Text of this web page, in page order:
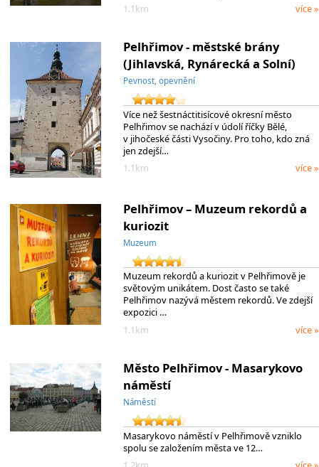
1.1km
více »
Pelhřimov - městské brány
(Jihlavská, Rynárecká a Solní)
Pevnost, opevnění
Více než šestnáctitisícové okresní město
Pelhřimov se nachází v údolí říčky Bělé,
v jihočeské části Vysočiny. Pro toho, kdo zná
jen zdejší…
1.1km
více »
Pelhřimov – Muzeum rekordů a
kuriozit
Muzeum
Muzeum rekordů a kuriozit v Pelhřimově je
světovým unikátem. Dost často se také
Pelhřimov nazývá městem rekordů. Ve zdejší
expozici …
1.1km
více »
Město Pelhřimov - Masarykovo
náměstí
Náměstí
Masarykovo náměstí v Pelhřimově vzniklo
spolu se založením města ve 12…